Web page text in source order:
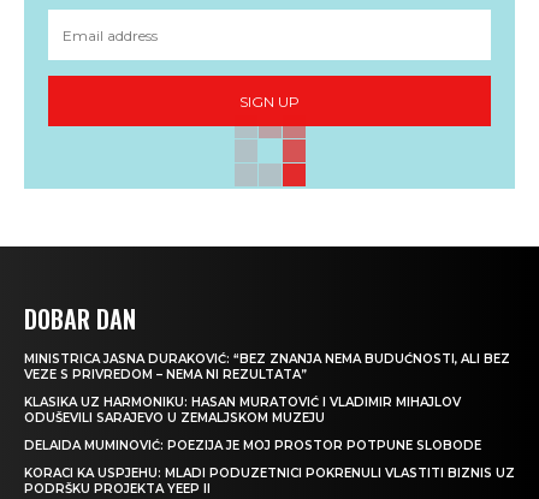
SIGN UP
DOBAR DAN
MINISTRICA JASNA DURAKOVIĆ: “BEZ ZNANJA NEMA BUDUĆNOSTI, ALI BEZ
VEZE S PRIVREDOM – NEMA NI REZULTATA”
KLASIKA UZ HARMONIKU: HASAN MURATOVIĆ I VLADIMIR MIHAJLOV
ODUŠEVILI SARAJEVO U ZEMALJSKOM MUZEJU
DELAIDA MUMINOVIĆ: POEZIJA JE MOJ PROSTOR POTPUNE SLOBODE
KORACI KA USPJEHU: MLADI PODUZETNICI POKRENULI VLASTITI BIZNIS UZ
PODRŠKU PROJEKTA YEEP II